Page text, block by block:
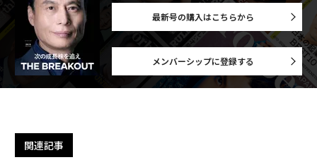
最新号の購入はこちらから
メンバーシップに登録する
関連記事